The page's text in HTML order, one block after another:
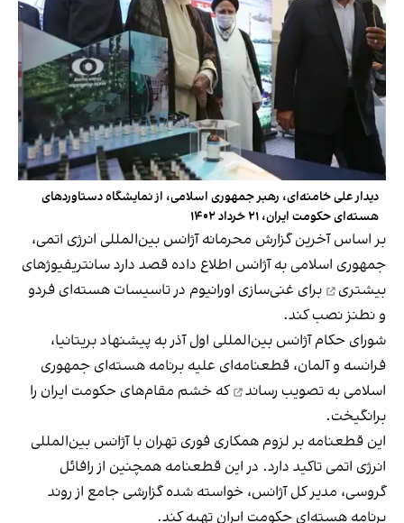
دیدار علی خامنه‌ای، رهبر جمهوری اسلامی، از نمایشگاه دستاوردهای
هسته‌ای حکومت ایران، ۲۱ خرداد ۱۴۰۲
بر اساس آخرین گزارش‌ محرمانه آژانس بین‌المللی انرژی اتمی،
جمهوری اسلامی به آژانس اطلاع داده قصد داردسانتریفیوژهای
بیشتری
برای غنی‌سازی اورانیوم در تاسیسات هسته‌ای فردو
و نطنز نصب کند.
شورای حکام آژانس بین‌المللی اول آذر به پیشنهاد بریتانیا،
فرانسه و آلمان، قطعنامه‌ای علیه برنامه هسته‌ای جمهوری
اسلامی به تصویب رساند
که خشم مقام‌های حکومت ایران را
برانگیخت.
این قطعنامه بر لزوم همکاری فوری تهران با آژانس بین‎‌المللی
انرژی اتمی تاکید دارد. در این قطعنامه همچنین از رافائل
گروسی، مدیر کل آژانس، خواسته شده گزارشی جامع از روند
برنامه هسته‌ای حکومت ایران تهیه کند.